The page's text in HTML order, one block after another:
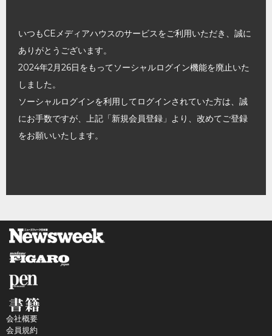
いつもCEメディアハウスのサービスをご利用いただき、誠に
ありがとうございます。
2024年2月26日をもってソーシャルログイン機能を廃止いた
しました。
ソーシャルログインを利用してログインされていた方は、誠
にお手数ですが、上記「新規会員登録」より、改めてご登録
をお願いいたします。
会社概要
会員規約